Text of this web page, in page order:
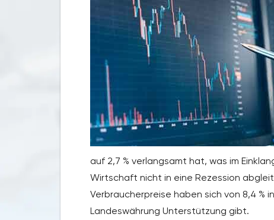
auf 2,7 % verlangsamt hat, was im
Wirtschaft nicht in eine Rezession
Verbraucherpreise haben sich von 8,4 %
Landeswährung Unterstützung gibt.